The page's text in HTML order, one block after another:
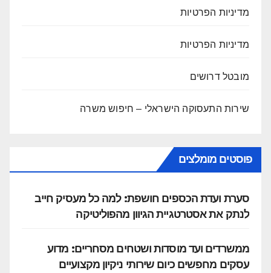
מדיניות הפרטיות
מדיניות הפרטיות
מובטל דרושים
שירות התעסוקה הישראלי – חיפוש משרה
פוסטים מומלצים
סערת ועדת הכספים חושפת: למה כל מעסיק חייב
לנתק את אסטרטגיית הגיוון מהפוליטיקה
ממשרדים ועד מוסדות ושטחים מסחריים: מדוע
עסקים מחפשים כיום שירותי ניקיון מקצועיים